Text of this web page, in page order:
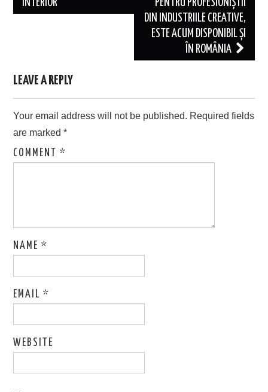
INTERIOR
PENTRU PROFESIONIȘTII
DIN INDUSTRIILE CREATIVE,
ESTE ACUM DISPONIBIL ȘI
ÎN ROMÂNIA
LEAVE A REPLY
Your email address will not be published. Required fields
are marked*
COMMENT*
NAME*
EMAIL*
WEBSITE